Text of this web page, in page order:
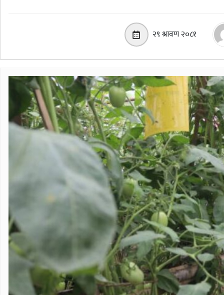
२९ श्रावण २०८१